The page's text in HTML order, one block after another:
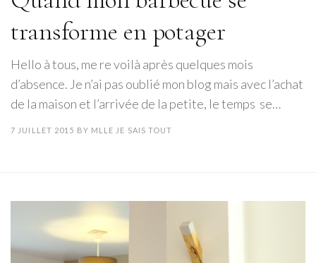
transforme en potager
Hello à tous, me re voilà après quelques mois
d’absence. Je n’ai pas oublié mon blog mais avec l’achat
de la maison et l’arrivée de la petite, le temps se…
7 JUILLET 2015 BY MLLE JE SAIS TOUT